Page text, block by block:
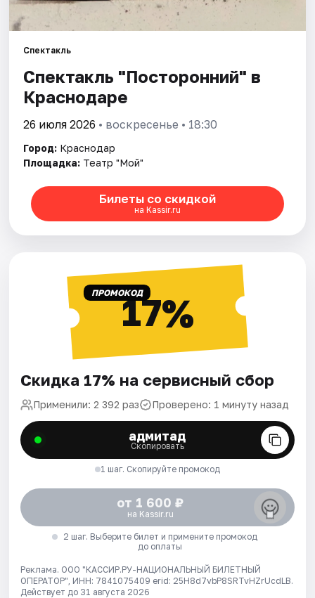
События
Города
Площадки
Рейтинги
Спектакль
Спектакль "Посторонний" в
Краснодаре
26 июля 2026 • воскресенье • 18:30
Город: Краснодар
Площадка: Театр "Мой"
Билеты со скидкой
на Kassir.ru
ПРОМОКОД17%
Скидка 17% на сервисный сбор
Применили: 2 392 раз Проверено: 1 минуту назад
адмитад
Скопировать
1 шаг. Скопируйте промокод
от 1 600 ₽
на Kassir.ru
2 шаг. Выберите билет и примените промокод
до оплаты
Реклама. ООО "КАССИР.РУ-НАЦИОНАЛЬНЫЙ БИЛЕТНЫЙ
ОПЕРАТОР", ИНН: 7841075409 erid: 25H8d7vbP8SRTvHZrUcdLB.
Действует до 31 августа 2026